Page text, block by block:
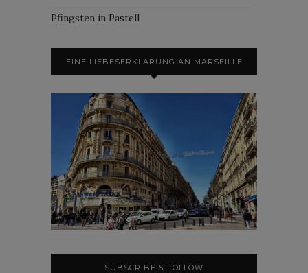
Pfingsten in Pastell
EINE LIEBESERKLÄRUNG AN MARSEILLE
SUBSCRIBE & FOLLOW